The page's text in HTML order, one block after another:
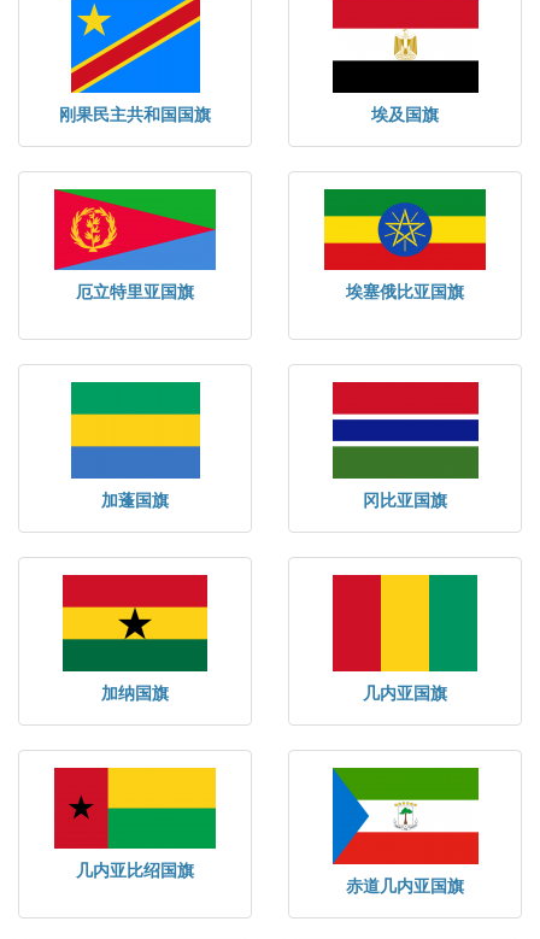
刚果民主共和国国旗 埃及国旗
厄立特里亚国旗 埃塞俄比亚国旗
加蓬国旗 冈比亚国旗
加纳国旗 几内亚国旗
几内亚比绍国旗
赤道几内亚国旗